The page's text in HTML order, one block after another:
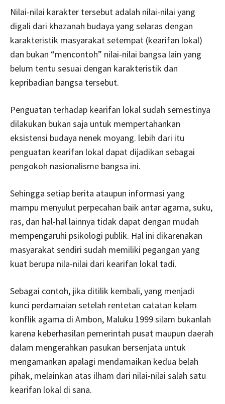
Nilai-nilai karakter tersebut adalah nilai-nilai yang
digali dari khazanah budaya yang selaras dengan
karakteristik masyarakat setempat (kearifan lokal)
dan bukan “mencontoh” nilai-nilai bangsa lain yang
belum tentu sesuai dengan karakteristik dan
kepribadian bangsa tersebut.
Penguatan terhadap kearifan lokal sudah semestinya
dilakukan bukan saja untuk mempertahankan
eksistensi budaya nenek moyang. lebih dari itu
penguatan kearifan lokal dapat dijadikan sebagai
pengokoh nasionalisme bangsa ini.
Sehingga setiap berita ataupun informasi yang
mampu menyulut perpecahan baik antar agama, suku,
ras, dan hal-hal lainnya tidak dapat dengan mudah
mempengaruhi psikologi publik. Hal ini dikarenakan
masyarakat sendiri sudah memiliki pegangan yang
kuat berupa nila-nilai dari kearifan lokal tadi.
Sebagai contoh, jika ditilik kembali, yang menjadi
kunci perdamaian setelah rentetan catatan kelam
konflik agama di Ambon, Maluku 1999 silam bukanlah
karena keberhasilan pemerintah pusat maupun daerah
dalam mengerahkan pasukan bersenjata untuk
mengamankan apalagi mendamaikan kedua belah
pihak, melainkan atas ilham dari nilai-nilai salah satu
kearifan lokal di sana.